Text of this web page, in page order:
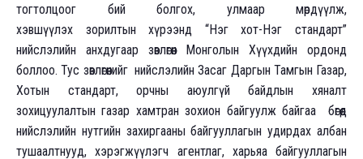
тогтолцоог бий болгох, улмаар мөрдүүлж,
хэвшүүлэх зорилтын хүрээнд “Нэг хот-Нэг стандарт”
нийслэлийн анхдугаар зөвлөгөөн Монголын Хүүхдийн ордонд
боллоо. Тус зөвлөгөөнийг нийслэлийн Засаг Даргын Тамгын Газар,
Хотын стандарт, орчны аюулгүй байдлын хяналт
зохицуулалтын газар хамтран зохион байгуулж байгаа бөгөөд
нийслэлийн нутгийн захиргааны байгууллагын удирдах албан
тушаалтнууд, хэрэгжүүлэгч агентлаг, харьяа байгууллагын